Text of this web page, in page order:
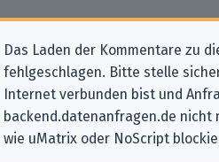
Das Laden der Kommentare zu
fehlgeschlagen. Bitte stelle
Internet verbunden bist und
backend.datenanfragen.de nicht
wie uMatrix oder NoScript
Ein kurzer